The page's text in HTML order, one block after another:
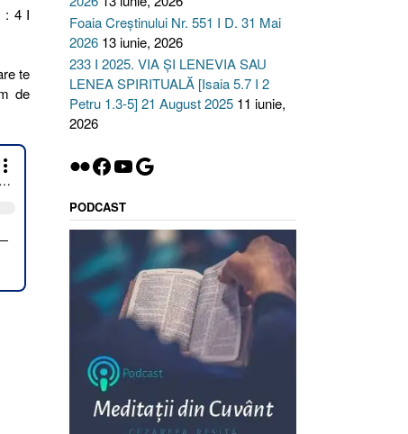
: 4 I
te
de
Foaia Creștinului Nr. 551 I D. 31 Mai
2026 13 iunie, 2026
233 I 2025. VIA ȘI LENEVIA SAU
LENEA SPIRITUALĂ [Isaia 5.7 I 2
Petru 1.3-5] 21 August 2025 11 iunie,
2026
Flickr
Facebook
YouTube
Google
PODCAST